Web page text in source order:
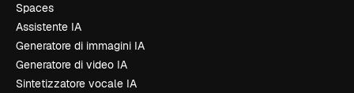
Spaces
Assistente IA
Generatore di immagini IA
Generatore di video IA
Sintetizzatore vocale IA